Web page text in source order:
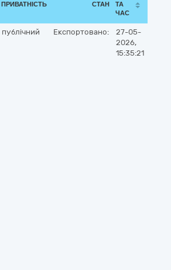
ПРИВАТНІСТЬ СТАН
ТА
ЧАС
публічний Експортовано:
27-05-
2026,
15:35:21